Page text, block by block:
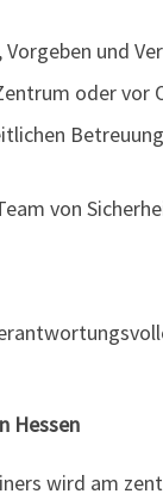
und
oder vor
von
Hessen
wird am